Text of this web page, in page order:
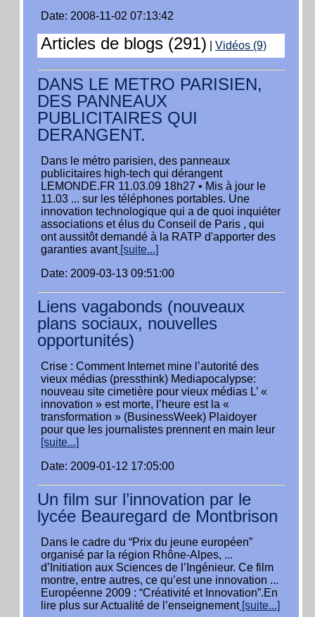
Date: 2008-11-02 07:13:42
Articles de blogs (291) Vidéos (9)
DANS LE METRO PARISIEN,
DES PANNEAUX
PUBLICITAIRES QUI
DERANGENT.
Dans le métro parisien, des panneaux
publicitaires high-tech qui dérangent
LEMONDE.FR 11.03.09 18h27 • Mis à jour le
11.03 ... sur les téléphones portables. Une
innovation technologique qui a de quoi inquiéter
associations et élus du Conseil de Paris , qui
ont aussitôt demandé à la RATP d'apporter des
garanties avant[suite...]
Date: 2009-03-13 09:51:00
Liens vagabonds (nouveaux
plans sociaux, nouvelles
opportunités)
Crise : Comment Internet mine l’autorité des
vieux médias (pressthink) Mediapocalypse:
nouveau site cimetière pour vieux médias L’ «
innovation » est morte, l’heure est la «
transformation » (BusinessWeek) Plaidoyer
pour que les journalistes prennent en main leur
[suite...]
Date: 2009-01-12 17:05:00
Un film sur l’innovation par le
lycée Beauregard de Montbrison
Dans le cadre du “Prix du jeune européen”
organisé par la région Rhône-Alpes, ...
d’Initiation aux Sciences de l’Ingénieur. Ce film
montre, entre autres, ce qu’est une innovation ...
Européenne 2009 : “Créativité et Innovation”.En
lire plus sur Actualité de l’enseignement[suite...]